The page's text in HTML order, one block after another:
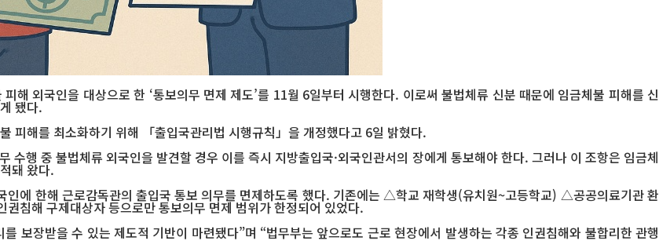
해 외국인을 대상으로 한 ‘통보의무 면제 제도’를 11월 6일부터 시행한다. 이로써 불법체류 신분 때문에 임금체불 피해를 신
됐다.
피해를 최소화하기 위해 「출입국관리법 시행규칙」을 개정했다고 6일 밝혔다.
행 중 불법체류 외국인을 발견할 경우 이를 즉시 지방출입국·외국인관서의 장에게 통보해야 한다. 그러나 이 조항은 임금체
돼 왔다.
인에 한해 근로감독관의 출입국 통보 의무를 면제하도록 했다. 기존에는 △학교 재학생(유치원~고등학교) △공공의료기관 환
해 구제대상자 등으로만 통보의무 면제 범위가 한정되어 있었다.
보장받을 수 있는 제도적 기반이 마련됐다”며 “법무부는 앞으로도 근로 현장에서 발생하는 각종 인권침해와 불합리한 관행